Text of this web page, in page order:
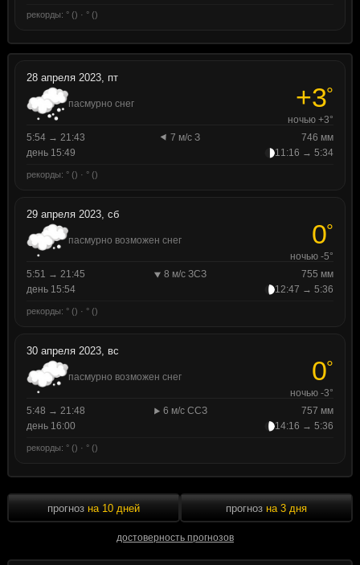
рекорды: ° () · ° ()
28 апреля 2023, пт
пасмурно снег +3°
ночью +3°
5:54 → 21:43
7 м/с З
746 мм
день 15:49
11:16 → 5:34
рекорды: ° () · ° ()
29 апреля 2023, сб
пасмурно возможен снег 0°
ночью -5°
5:51 → 21:45
8 м/с ЗСЗ
755 мм
день 15:54
12:47 → 5:36
рекорды: ° () · ° ()
30 апреля 2023, вс
пасмурно возможен снег 0°
ночью -3°
5:48 → 21:48
6 м/с ССЗ
757 мм
день 16:00
14:16 → 5:36
рекорды: ° () · ° ()
прогноз на 10 дней
достоверность прогнозов
прогноз на 3 дня